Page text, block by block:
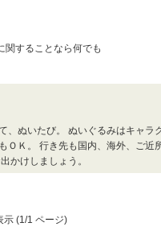
関することなら何でも
、ぬいたび。 ぬいぐるみはキャラ
ＯＫ。 行き先も国内、海外、ご近
かけしましょう。
示 (1/1 ページ)